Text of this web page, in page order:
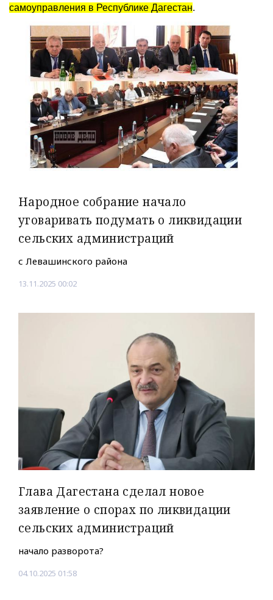
самоуправления в Республике Дагестан.
Народное собрание начало
уговаривать подумать о ликвидации
сельских администраций
с Левашинского района
13.11.2025 00:02
Глава Дагестана сделал новое
заявление о спорах по ликвидации
сельских администраций
начало разворота?
04.10.2025 01:58